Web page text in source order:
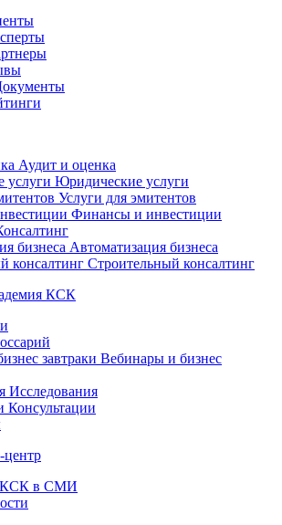
Аудит и оценка
услуги Юридические услуги
Услуги для эмитентов
Финансы и инвестиции
бизнеса Автоматизация бизнеса
консалтинг Строительный консалтинг
КСК
завтраки Вебинары и бизнес
Исследования
Консультации
центр
КСК в СМИ